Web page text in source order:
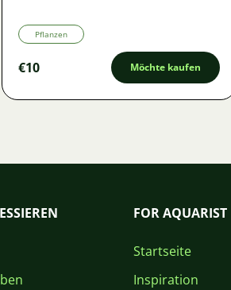
Pflanzen
€10 Möchte kaufen
FOR AQUARIST
Startseite
Inspiration